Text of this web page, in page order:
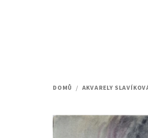
DOMŮ / AKVARELY